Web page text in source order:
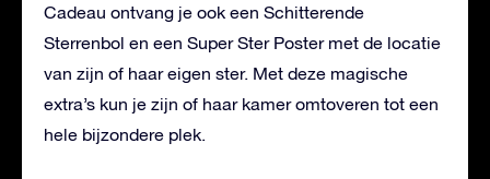
Cadeau ontvang je ook een Schitterende
Sterrenbol en een Super Ster Poster met de locatie
van zijn of haar eigen ster. Met deze magische
extra’s kun je zijn of haar kamer omtoveren tot een
hele bijzondere plek.